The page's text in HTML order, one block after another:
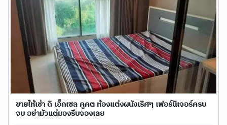
ขายให้เช่า ดิ เอ็กเซล คูคต ห้องแต่งผนังเริศๆ เฟอร์นิเจอร์ครบ
จบ อย่ามัวแต่มองรีบจองเลย